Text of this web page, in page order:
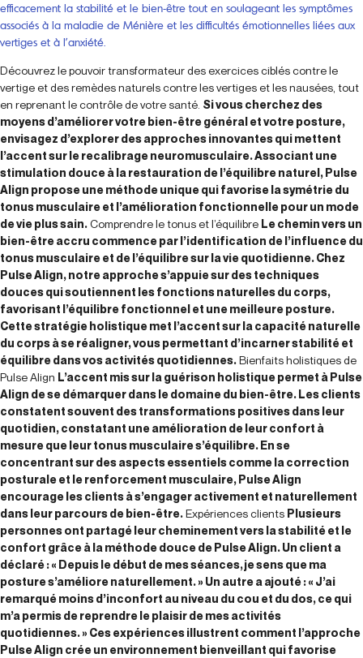
efficacement la stabilité et le bien-être tout en soulageant les symptômes
associés à la maladie de Ménière et les difficultés émotionnelles liées aux
vertiges et à l’anxiété.
Découvrez le pouvoir transformateur des exercices ciblés contre le
vertige et des remèdes naturels contre les vertiges et les nausées, tout
en reprenant le contrôle de votre santé. Si vous cherchez des
moyens d’améliorer votre bien-être général et votre posture,
envisagez d’explorer des approches innovantes qui mettent
l’accent sur le recalibrage neuromusculaire. Associant une
stimulation douce à la restauration de l’équilibre naturel, Pulse
Align propose une méthode unique qui favorise la symétrie du
tonus musculaire et l’amélioration fonctionnelle pour un mode
de vie plus sain.Comprendre le tonus et l’équilibre Le chemin vers un
bien-être accru commence par l’identification de l’influence du
tonus musculaire et de l’équilibre sur la vie quotidienne. Chez
Pulse Align, notre approche s’appuie sur des techniques
douces qui soutiennent les fonctions naturelles du corps,
favorisant l’équilibre fonctionnel et une meilleure posture.
Cette stratégie holistique met l’accent sur la capacité naturelle
du corps à se réaligner, vous permettant d’incarner stabilité et
équilibre dans vos activités quotidiennes.Bienfaits holistiques de
Pulse Align L’accent mis sur la guérison holistique permet à Pulse
Align de se démarquer dans le domaine du bien-être. Les clients
constatent souvent des transformations positives dans leur
quotidien, constatant une amélioration de leur confort à
mesure que leur tonus musculaire s’équilibre. En se
concentrant sur des aspects essentiels comme la correction
posturale et le renforcement musculaire, Pulse Align
encourage les clients à s’engager activement et naturellement
dans leur parcours de bien-être.Expériences clients Plusieurs
personnes ont partagé leur cheminement vers la stabilité et le
confort grâce à la méthode douce de Pulse Align. Un client a
déclaré : « Depuis le début de mes séances, je sens que ma
posture s’améliore naturellement. » Un autre a ajouté : « J’ai
remarqué moins d’inconfort au niveau du cou et du dos, ce qui
m’a permis de reprendre le plaisir de mes activités
quotidiennes. » Ces expériences illustrent comment l’approche
Pulse Align crée un environnement bienveillant qui favorise